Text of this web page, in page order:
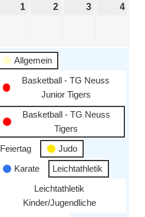
1 2 3 4
Allgemein
Basketball - TG Neuss
Junior Tigers
Basketball - TG Neuss
Tigers
Feiertag
Judo
Karate
Leichtathletik
Leichtathletik
Kinder/Jugendliche